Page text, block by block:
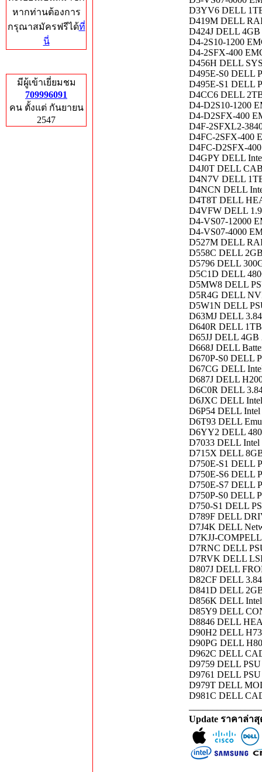
หากท่านต้องการ
กรุณาสมัครฟรีได้ที่
นี่
มีผู้เข้าเยี่ยมชม
709996091
คน ตั้งแต่ กันยายน
2547
D3YV6 DELL
D419M DELL
D424J DELL
D4-2S10-1200
D4-2SFX-400
D456H DELL
D495E-S0 DELL
D495E-S1 DELL
D4CC6 DELL
D4-D2S10-1200
D4-D2SFX-400
D4F-2SFXL2-
D4FC-2SFX-400
D4FC-D2SFX-
D4GPY DELL
D4J0T DELL
D4N7V DELL
D4NCN DELL
D4T8T DELL
D4VFW DELL
D4-VS07-12000
D4-VS07-4000
D527M DELL
D558C DELL
D5796 DELL
D5C1D DELL
D5MW8 DELL
D5R4G DELL
D5W1N DELL
D63MJ DELL
D640R DELL
D65JJ DELL 4GB
D668J DELL
D670P-S0 DELL
D67CG DELL
D687J DELL
D6C0R DELL
D6JXC DELL
D6P54 DELL Intel
D6T93 DELL
D6YY2 DELL
D7033 DELL Intel
D715X DELL
D750E-S1 DELL
D750E-S6 DELL
D750E-S7 DELL
D750P-S0 DELL
D750-S1 DELL
D789F DELL
D7J4K DELL
D7KJJ-
D7RNC DELL
D7RVK DELL LSI
D807J DELL
D82CF DELL
D841D DELL
D856K DELL
D85Y9 DELL
D8846 DELL
D90H2 DELL
D90PG DELL
D962C DELL
D9759 DELL
D9761 DELL
D979T DELL
D981C DELL
Update ราคาล่า